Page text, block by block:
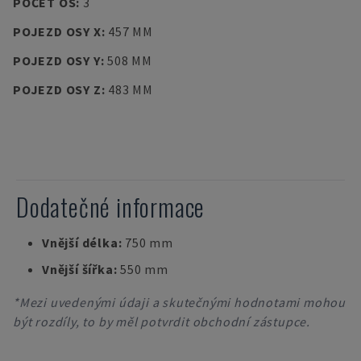
POJEZD OSY X: 457 MM
POJEZD OSY Y:508 MM
POJEZD OSY Z: 483 MM
Dodatečné informace
Vnější délka: 750 mm
Vnější šířka: 550 mm
*Mezi uvedenými údaji a skutečnými hodnotami mohou
být rozdíly, to by měl potvrdit obchodní zástupce.